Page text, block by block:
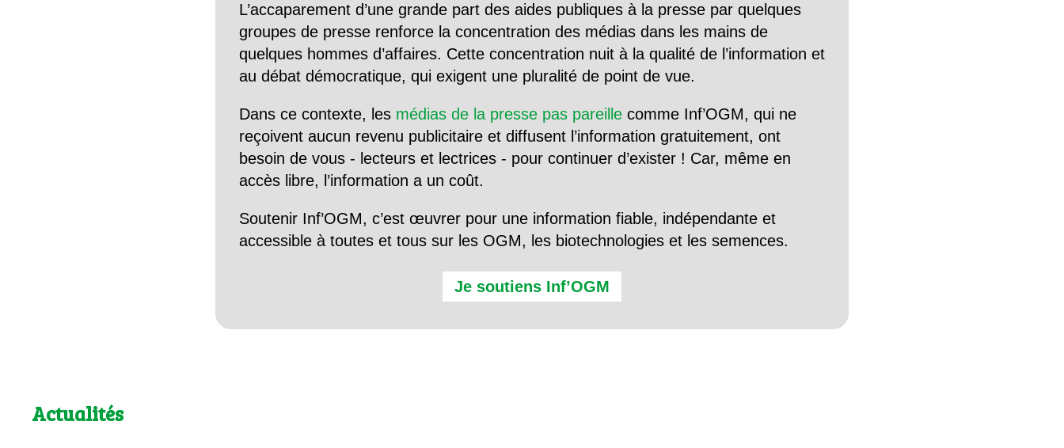
L’accaparement d’une grande part des aides publiques à la presse par quelques
groupes de presse renforce la concentration des médias dans les mains de
quelques hommes d’affaires. Cette concentration nuit à la qualité de l’information et
au débat démocratique, qui exigent une pluralité de point de vue.
Dans ce contexte, les médias de la presse pas pareille comme Inf’OGM, qui ne
reçoivent aucun revenu publicitaire et diffusent l’information gratuitement, ont
besoin de vous - lecteurs et lectrices - pour continuer d’exister ! Car, même en
accès libre, l’information a un coût.
Soutenir Inf’OGM, c’est œuvrer pour une information fiable, indépendante et
accessible à toutes et tous sur les OGM, les biotechnologies et les semences.
Je soutiens Inf’OGM
Actualités